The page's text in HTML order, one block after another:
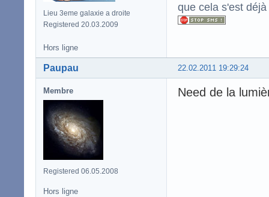
Lieu 3eme galaxie a droite
Registered 20.03.2009
que cela s'est
Hors ligne
22.02.2011 19:29:24
Paupau
Membre
Registered 06.05.2008
Need de la
Hors ligne